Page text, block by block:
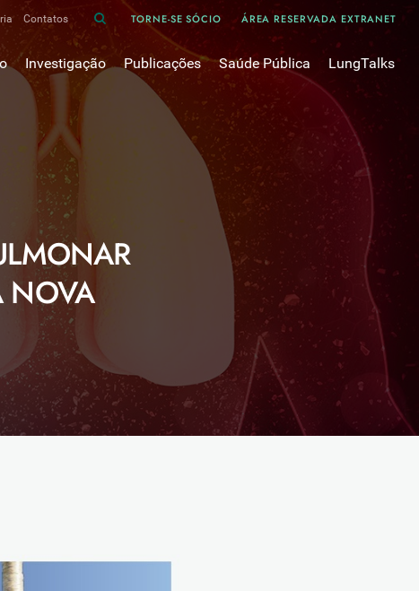
Contatos TORNE-SE SÓCIO ÁREA RESERVADA EXTRANET
em Pneumologia
Comissões de Trabalho
Investigação
Bases de dados
Prémios e Bolsas
Projectos de Investigação
Publicações
Divulgação
Oxigénio
Revistas Científicas
Pulmonology
Pesquisa Bibliográfica
Revistas Médicas
Revisões, Recomendações e Tomadas de Posição
50 anos Sociedade Portuguesa de Pneumologia
Saúde Pública
Cuidados Respiratórios Domiciliários
Dispositivos Inalatórios
DPOC
Pneumonia
Tuberculose
LungTalks
NOVA